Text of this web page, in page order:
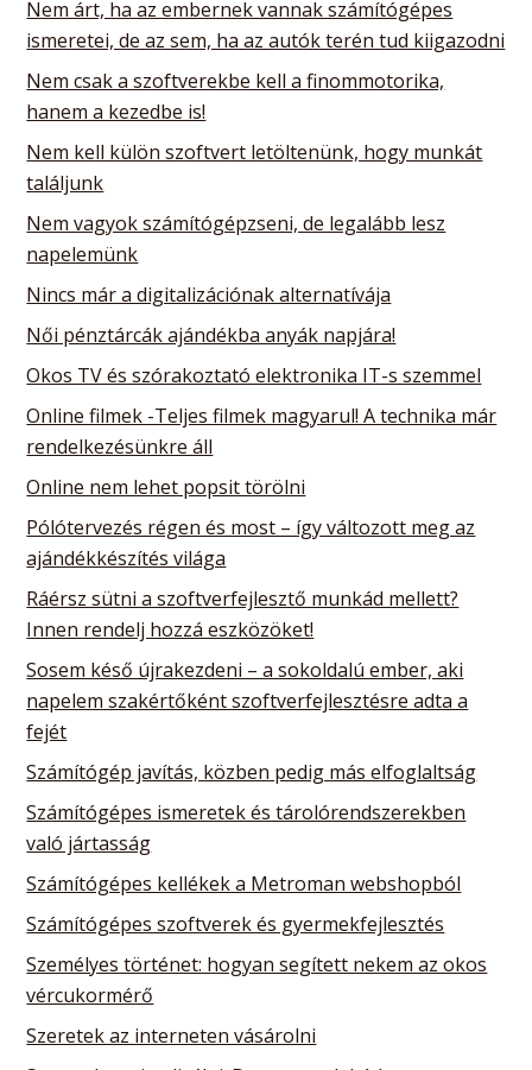
Nem árt, ha az embernek vannak számítógépes
ismeretei, de az sem, ha az autók terén tud kiigazodni
Nem csak a szoftverekbe kell a finommotorika,
hanem a kezedbe is!
Nem kell külön szoftvert letöltenünk, hogy munkát
találjunk
Nem vagyok számítógépzseni, de legalább lesz
napelemünk
Nincs már a digitalizációnak alternatívája
Női pénztárcák ajándékba anyák napjára!
Okos TV és szórakoztató elektronika IT-s szemmel
Online filmek -Teljes filmek magyarul! A technika már
rendelkezésünkre áll
Online nem lehet popsit törölni
Pólótervezés régen és most – így változott meg az
ajándékkészítés világa
Ráérsz sütni a szoftverfejlesztő munkád mellett?
Innen rendelj hozzá eszközöket!
Sosem késő újrakezdeni – a sokoldalú ember, aki
napelem szakértőként szoftverfejlesztésre adta a
fejét
Számítógép javítás, közben pedig más elfoglaltság
Számítógépes ismeretek és tárolórendszerekben
való jártasság
Számítógépes kellékek a Metroman webshopból
Számítógépes szoftverek és gyermekfejlesztés
Személyes történet: hogyan segített nekem az okos
vércukormérő
Szeretek az interneten vásárolni